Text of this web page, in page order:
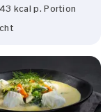
kcal p. Portion